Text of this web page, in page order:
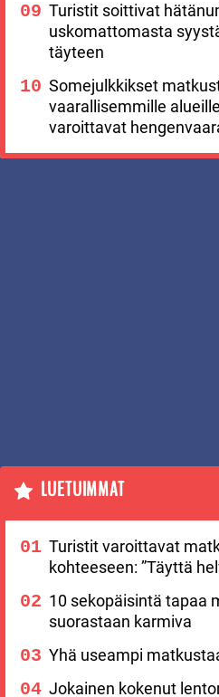
Turistit soittivat
uskomattomasta
täyteen
Somejulkkikset
vaarallisemmille
varoittavat
LUETUIMMAT
Turistit varoittavat
kohteeseen: ”Täyttä
10 sekopäisintä tapaa
suorastaan karmiva
Yhä useampi
Jokainen kokenut